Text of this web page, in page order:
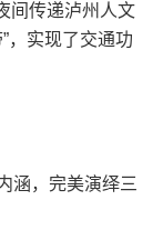
间传递泸州人文
，实现了交通功
涵，完美演绎三